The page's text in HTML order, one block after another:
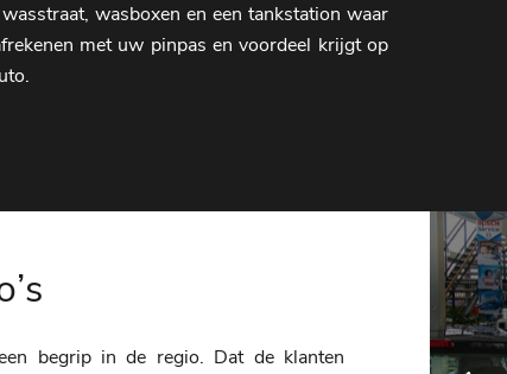
wasboxen en een tankstation waar
met uw pinpas en voordeel krijgt op
begrip in de regio. Dat de klanten